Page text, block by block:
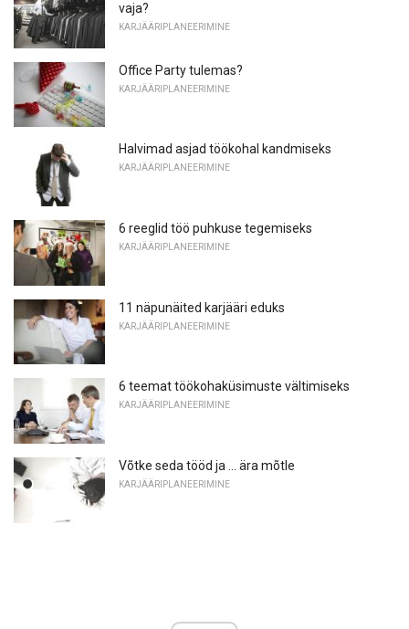
vaja?
KARJÄÄRIPLANEERIMINE
Office Party tulemas?
KARJÄÄRIPLANEERIMINE
Halvimad asjad töökohal kandmiseks
KARJÄÄRIPLANEERIMINE
6 reeglid töö puhkuse tegemiseks
KARJÄÄRIPLANEERIMINE
11 näpunäited karjääri eduks
KARJÄÄRIPLANEERIMINE
6 teemat töökohaküsimuste vältimiseks
KARJÄÄRIPLANEERIMINE
Võtke seda tööd ja ... ära mõtle
KARJÄÄRIPLANEERIMINE